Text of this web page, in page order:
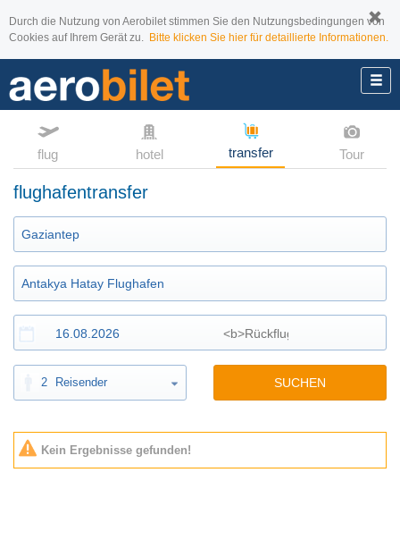
Durch die Nutzung von Aerobilet stimmen Sie den Nutzungsbedingungen von
Cookies auf Ihrem Gerät zu. Bitte klicken Sie hier für detaillierte Informationen.
flug hotel transfer Tour
flughafentransfer
2 Reisender SUCHEN
Kein Ergebnisse gefunden!